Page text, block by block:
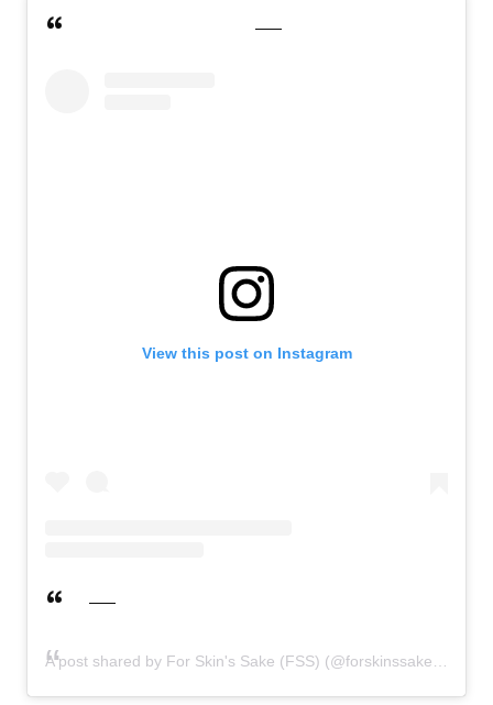
View this post on Instagram
A post shared by For Skin's Sake (FSS) (@forskinssake)